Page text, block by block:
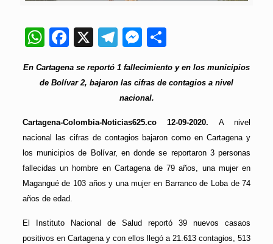
WhatsApp
Facebook
X Telegram
Messenger
En Cartagena se reportó 1 fallecimiento y en los municipios
de Bolívar 2, bajaron las cifras de contagios a nivel
nacional.
Cartagena-Colombia-Noticias625.co 12-09-2020.A nivel
nacional las cifras de contagios bajaron como en Cartagena y
los municipios de Bolívar, en donde se reportaron 3 personas
fallecidas un hombre en Cartagena de 79 años, una mujer en
Magangué de 103 años y una mujer en Barranco de Loba de 74
años de edad.
El Instituto Nacional de Salud reportó 39 nuevos casaos
positivos en Cartagena y con ellos llegó a 21.613 contagios, 513